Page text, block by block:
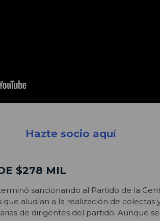
Hazte socio aquí
$278 MIL
sancionando al Partido de la
aludían a la realización de colectas
de dirigentes del partido. Aunque